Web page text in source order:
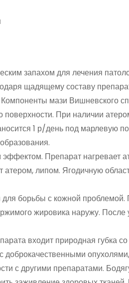
запахом для лечения
щадящему составу
мази Вишневского
При наличии
1 р/день под марлевую
Препарат нагревает
атером, липом. Ягодичную
борьбы с кожной
жировика наружу. После
входит природная губка
с другими препаратами.